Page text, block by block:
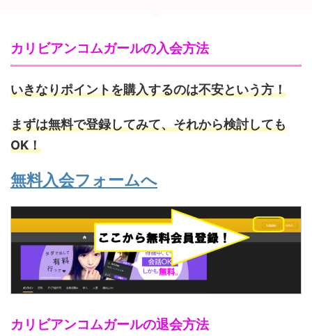
カリビアンコムガールの入会方法
いきなりポイントを購入するのは不安という方！
まずは無料で登録してみて、それから検討しても
OK！
無料入会フォームへ
カリビアンコムガールの退会方法